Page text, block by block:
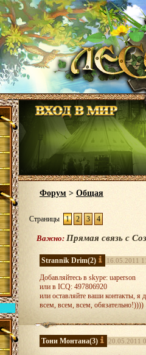
Форум > Общая
Страницы 1 2 3 4
Важно: Прямая связь с
Strannik Drim(2) 16.05.2011
Добавляйтесь в skype: uaperson
или в ICQ: 497806920
или оставляйте ваши контакты, я
всем, всем, всем, обязательно!))))
Тони Монтана(3) 20.05.2011